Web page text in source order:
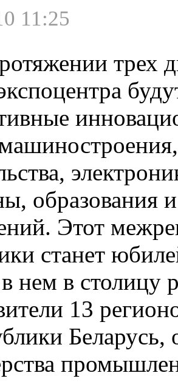
11:25
трех
образования
Этот
станет
нем в столицу
13